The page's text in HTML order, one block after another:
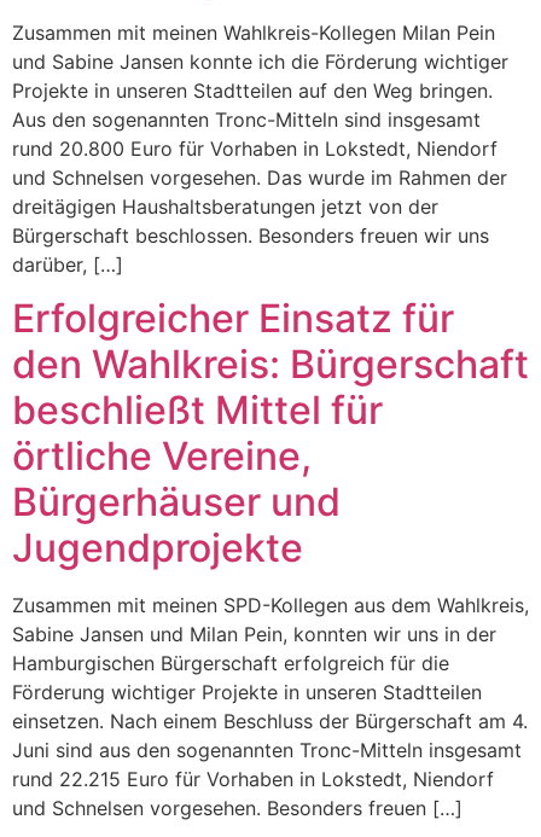
Zusammen mit meinen Wahlkreis-Kollegen Milan Pein
und Sabine Jansen konnte ich die Förderung wichtiger
Projekte in unseren Stadtteilen auf den Weg bringen.
Aus den sogenannten Tronc-Mitteln sind insgesamt
rund 20.800 Euro für Vorhaben in Lokstedt, Niendorf
und Schnelsen vorgesehen. Das wurde im Rahmen der
dreitägigen Haushaltsberatungen jetzt von der
Bürgerschaft beschlossen. Besonders freuen wir uns
darüber, […]
Erfolgreicher Einsatz für
den Wahlkreis: Bürgerschaft
beschließt Mittel für
örtliche Vereine,
Bürgerhäuser und
Jugendprojekte
Zusammen mit meinen SPD-Kollegen aus dem Wahlkreis,
Sabine Jansen und Milan Pein, konnten wir uns in der
Hamburgischen Bürgerschaft erfolgreich für die
Förderung wichtiger Projekte in unseren Stadtteilen
einsetzen. Nach einem Beschluss der Bürgerschaft am 4.
Juni sind aus den sogenannten Tronc-Mitteln insgesamt
rund 22.215 Euro für Vorhaben in Lokstedt, Niendorf
und Schnelsen vorgesehen. Besonders freuen […]